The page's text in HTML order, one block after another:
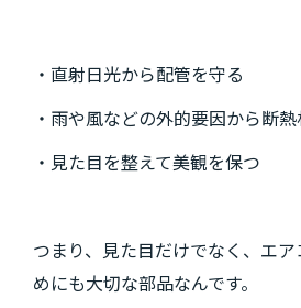
・直射日光から配管を守る
・雨や風などの外的要因から断
・見た目を整えて美観を保つ
つまり、見た目だけでなく、エ
めにも大切な部品なんです。